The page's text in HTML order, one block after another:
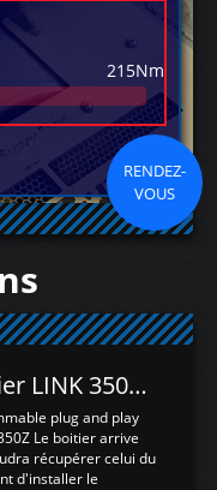
215Nm
RENDEZ-
VOUS
Test du boitier LINK 350Z Plugin ECU
plug and play
Le boitier arrive
récupérer celui du
d'installer le